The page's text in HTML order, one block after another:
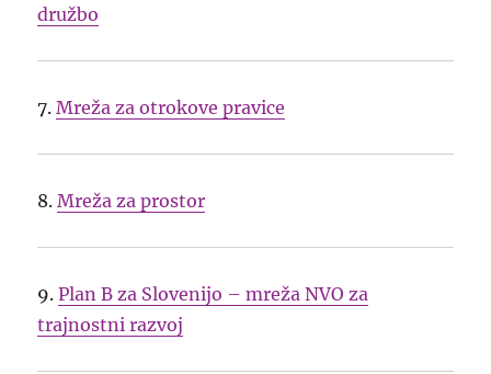
družbo
7.Mreža za otrokove pravice
8.Mreža za prostor
9.Plan B za Slovenijo – mreža NVO za
trajnostni razvoj